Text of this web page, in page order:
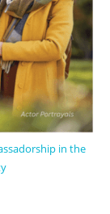
in the